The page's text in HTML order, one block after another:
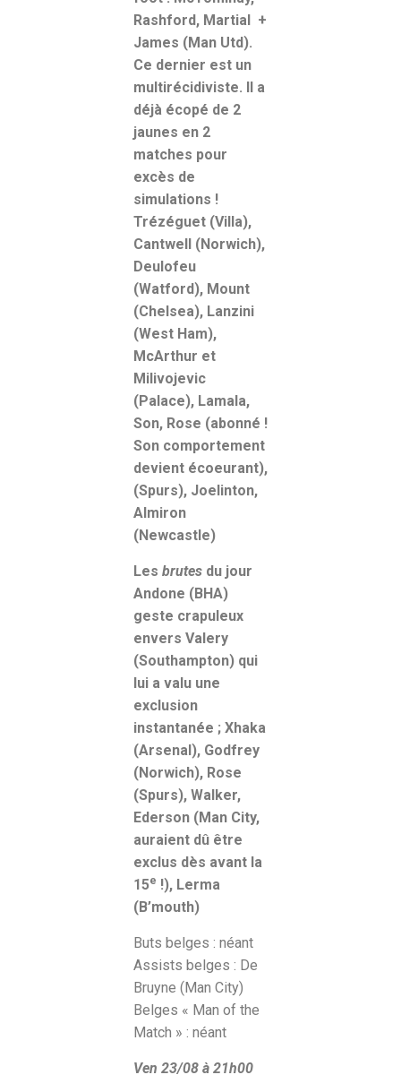
Rashford, Martial +
James (Man Utd).
Ce dernier est un
multirécidiviste. Il a
déjà écopé de 2
jaunes en 2
matches pour
excès de
simulations !
Trézéguet (Villa),
Cantwell (Norwich),
Deulofeu
(Watford), Mount
(Chelsea), Lanzini
(West Ham),
McArthur et
Milivojevic
(Palace), Lamala,
Son, Rose (abonné !
Son comportement
devient écoeurant),
(Spurs), Joelinton,
Almiron
(Newcastle)
Les brutes du jour
Andone (BHA)
geste crapuleux
envers Valery
(Southampton) qui
lui a valu une
exclusion
instantanée ; Xhaka
(Arsenal), Godfrey
(Norwich), Rose
(Spurs), Walker,
Ederson (Man City,
auraient dû être
exclus dès avant la
15e !), Lerma
(B’mouth)
Buts belges : néant
Assists belges : De
Bruyne (Man City)
Belges « Man of the
Match » : néant
Ven 23/08 à 21h00